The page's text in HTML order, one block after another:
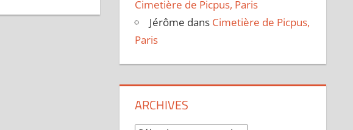
Cimetière de Picpus, Paris
Jérôme dans Cimetière de Picpus,
Paris
ARCHIVES